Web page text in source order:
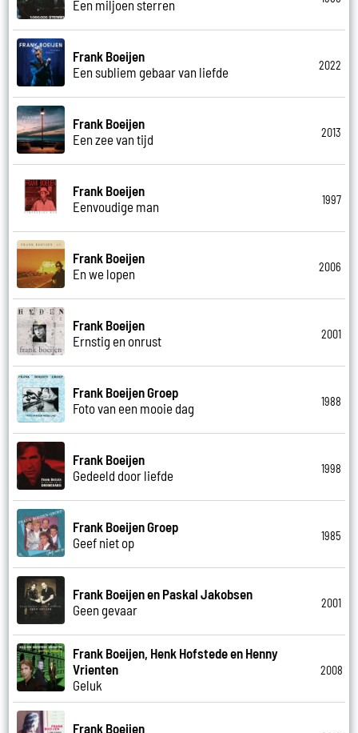
Een miljoen sterren
Frank Boeijen
Een subliem gebaar van liefde
2022
Frank Boeijen
Een zee van tijd
2013
Frank Boeijen
Eenvoudige man
1997
Frank Boeijen
En we lopen
2006
Frank Boeijen
Ernstig en onrust
2001
Frank Boeijen Groep
Foto van een mooie dag
1988
Frank Boeijen
Gedeeld door liefde
1998
Frank Boeijen Groep
Geef niet op
1985
Frank Boeijen en Paskal Jakobsen
Geen gevaar
2001
Frank Boeijen, Henk Hofstede en Henny
Vrienten
Geluk
2008
Frank Boeijen